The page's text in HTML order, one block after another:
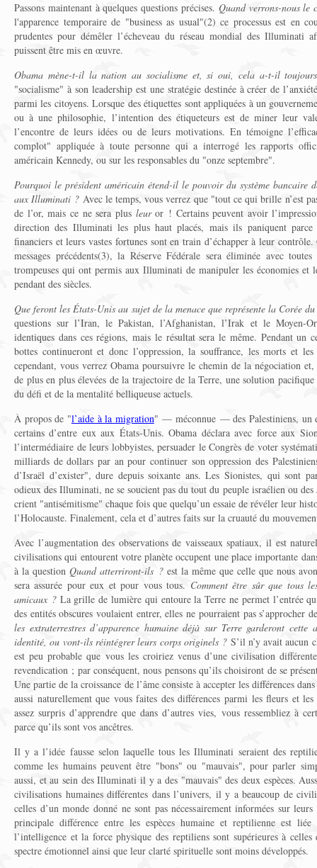
Passons maintenant à quelques questions précises. Quand verrons-nous le
l'apparence temporaire de "business as usual"(2) ce processus est en
prudentes pour démêler l’écheveau du réseau mondial des Illuminati
puissent être mis en œuvre.
Obama mène-t-il la nation au socialisme et, si oui, cela a-t-il
"socialisme" à son leadership est une stratégie destinée à créer de
parmi les citoyens. Lorsque des étiquettes sont appliquées à un
ou à une philosophie, l’intention des étiqueteurs est de miner leur
l’encontre de leurs idées ou de leurs motivations. En témoigne
complot" appliquée à toute personne qui a interrogé les rapports
américain Kennedy, ou sur les responsables du "onze septembre".
Pourquoi le président américain étend-il le pouvoir du système bancaire
aux Illuminati ? Avec le temps, vous verrez que "tout ce qui brille n’est
de l’or, mais ce ne sera plus leuror ! Certains peuvent avoir
direction des Illuminati les plus haut placés, mais ils paniquent parce
financiers et leurs vastes fortunes sont en train d’échapper à leur
messages précédents(3), la Réserve Fédérale sera éliminée avec
trompeuses qui ont permis aux Illuminati de manipuler les économies et
pendant des siècles.
Que feront les États-Unis au sujet de la menace que représente la Corée
questions sur l’Iran, le Pakistan, l’Afghanistan, l’Irak et le Moyen-
identiques dans ces régions, mais le résultat sera le même. Pendant un
bottes continueront et donc l’oppression, la souffrance, les morts et
cependant, vous verrez Obama poursuivre le chemin de la négociation
de plus en plus élevées de la trajectoire de la Terre, une solution
du défi et de la mentalité belliqueuse actuels.
À propos de "l’aide à la migration" — méconnue — des Palestiniens, un
certains d’entre eux aux États-Unis. Obama déclara avec force aux
l’intermédiaire de leurs lobbyistes, persuader le Congrès de voter
milliards de dollars par an pour continuer son oppression des
d’Israël d’exister", dure depuis soixante ans. Les Sionistes, qui sont
odieux des Illuminati, ne se soucient pas du tout du peuple israélien ou
crient "antisémitisme" chaque fois que quelqu’un essaie de révéler leur
l’Holocauste. Finalement, cela et d’autres faits sur la cruauté du
Avec l’augmentation des observations de vaisseaux spatiaux, il est
civilisations qui entourent votre planète occupent une place importante
à la question Quand atterriront-ils ?est la même que celle que nous
sera assurée pour eux et pour vous tous. Comment être sûr que tous
amicaux ?La grille de lumière qui entoure la Terre ne permet l’entrée
des entités obscures voulaient entrer, elles ne pourraient pas s’approcher
les extraterrestres d’apparence humaine déjà sur Terre garderont cette
identité, ou vont-ils réintégrer leurs corps originels ? S’il n’y avait aucun
est peu probable que vous les croiriez venus d’une civilisation
revendication ; par conséquent, nous pensons qu’ils choisiront de se
Une partie de la croissance de l’âme consiste à accepter les différences
aussi naturellement que vous faites des différences parmi les fleurs et
assez surpris d’apprendre que dans d’autres vies, vous ressembliez à
parce qu’ils sont vos ancêtres.
Il y a l’idée fausse selon laquelle tous les Illuminati seraient des
comme les humains peuvent être "bons" ou "mauvais", pour parler
aussi, et au sein des Illuminati il y a des "mauvais" des deux espèces.
civilisations humaines différentes dans l’univers, il y a beaucoup de
celles d’un monde donné ne sont pas nécessairement informées sur
principale différence entre les espèces humaine et reptilienne est
l’intelligence et la force physique des reptiliens sont supérieures à
spectre émotionnel ainsi que leur clarté spirituelle sont moins développés.